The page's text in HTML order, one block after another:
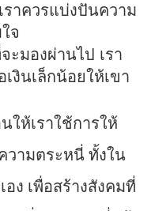
ราควรแบ่งปันความ
จ
ะมองผ่านไป เรา
งินเล็กน้อยให้เขา
ห้เราใช้การให้
วามตระหนี่ ทั้งใน
ง เพื่อสร้างสังคมที่